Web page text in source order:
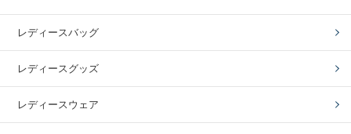
レディースバッグ
レディースグッズ
レディースウェア